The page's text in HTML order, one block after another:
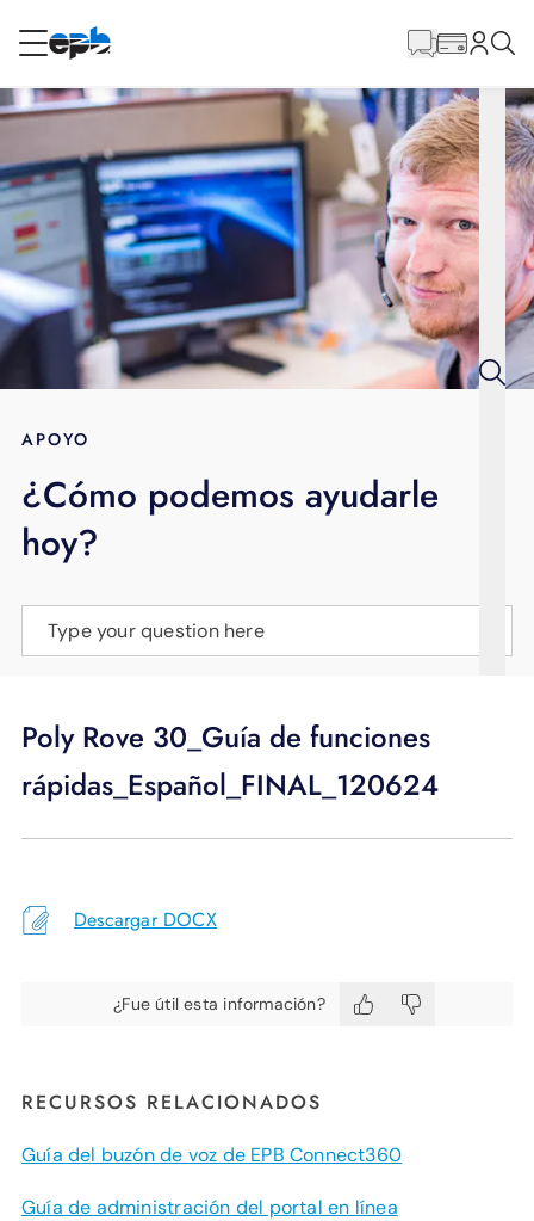
RESIDENCIAL
Internet
Voz
Energía
BLOG
APOYO
principal
APOYO
¿Cómo podemos ayudarle
hoy?
Type your question here
Poly Rove 30_Guía de funciones
rápidas_Español_FINAL_120624
Descargar DOCX
¿Fue útil esta información?
RECURSOS RELACIONADOS
Guía del buzón de voz de EPB Connect360
Guía de administración del portal en línea